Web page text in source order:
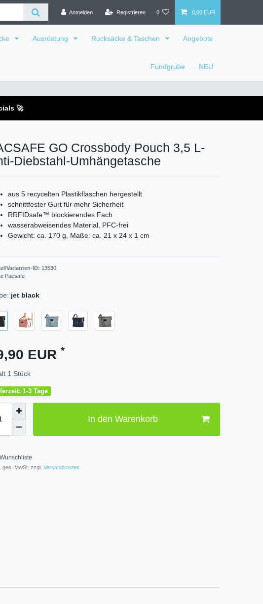
Anmelden Registrieren 0 0,00 EUR
Ausrüstung Rucksäcke & Taschen Angebote
Fundgrube NEU
🚀
GO Crossbody Pouch 3,5 L-
Diebstahl-Umhängetasche
aus 5 recycelten Plastikflaschen hergestellt
schnittfester Gurt für mehr Sicherheit
RRFIDsafe™ blockierendes Fach
wasserabweisendes Material, PFC-frei
Gewicht: ca. 170 g, Maße: ca. 21 x 24 x 1 cm
Varianten-ID: 13530
Pacsafe
jet black
EUR *
1 Stück
1-3 Tage
In den Warenkorb
Wunschliste
ges. MwSt. zzgl. Versandkosten